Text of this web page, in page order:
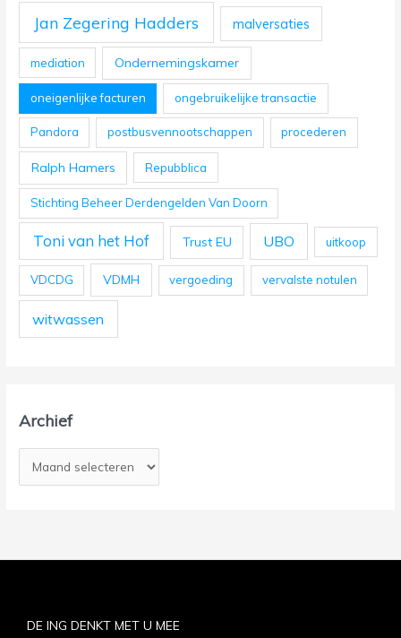
Jan Zegering Hadders malversaties
mediation Ondernemingskamer
oneigenlijke facturen ongebruikelijke transactie
Pandora postbusvennootschappen procederen
Ralph Hamers Repubblica
Stichting Beheer Derdengelden Van Doorn
Toni van het Hof Trust EU UBO uitkoop
VDCDG VDMH vergoeding vervalste notulen
witwassen
Archief
DE ING DENKT MET U MEE